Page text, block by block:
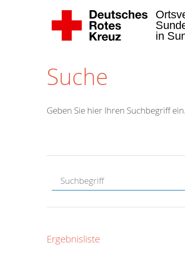
in
Suche
Geben Sie hier Ihren Suchbegriff
Ergebnisliste